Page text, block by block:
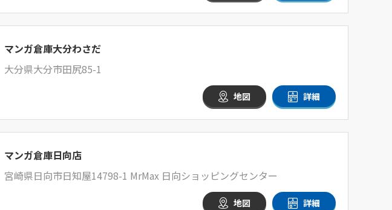
マンガ倉庫大分わさだ
大分県大分市田尻85-1
地図 詳細
マンガ倉庫日向店
宮崎県日向市日知屋14798-1 MrMax 日向ショッピングセンター
地図 詳細